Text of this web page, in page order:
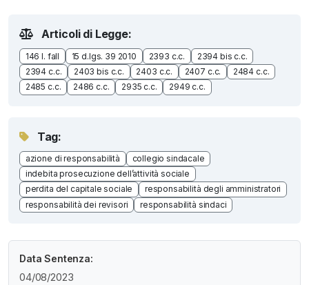
Articoli di Legge:
146 l. fall 15 d.lgs. 39 2010 2393 c.c.
2394 bis c.c.
2394 c.c.
2403 bis c.c. 2403 c.c. 2407 c.c.
2484 c.c.
2485 c.c.
2486 c.c. 2935 c.c. 2949 c.c.
Tag:
azione di responsabilità
collegio sindacale
indebita prosecuzione dell’attività sociale
perdita del capitale sociale
responsabilità degli amministratori
responsabilità dei revisori
responsabilità sindaci
Data Sentenza:
04/08/2023